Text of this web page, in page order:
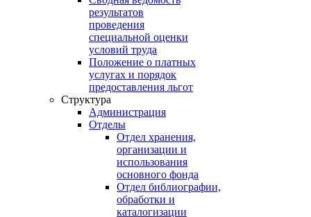
результатов
проведения
специальной оценки
условий труда
Положение о платных
услугах и порядок
предоставления льгот
Структура
Администрация
Отделы
Отдел хранения,
организации и
использования
основного фонда
Отдел библиографии,
обработки и
каталогизации